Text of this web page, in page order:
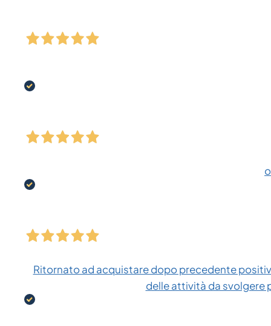
Ritornato ad acquistare dopo precedente
delle attività da svolgere